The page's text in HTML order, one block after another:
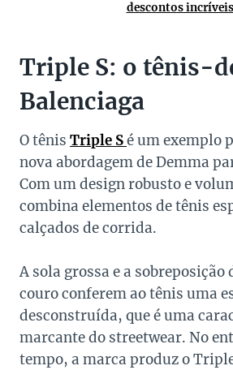
descontos
Triple S: o tênis-
Balenciaga
O tênis Triple Sé um exemplo
nova abordagem de Demma
Com um design robusto e
combina elementos de tênis
calçados de corrida.
A sola grossa e a sobreposição
couro conferem ao tênis uma
desconstruída, que é uma
marcante do streetwear. No
tempo, a marca produz o